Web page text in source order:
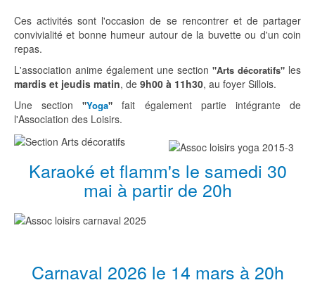
Ces activités sont l'occasion de se rencontrer et de partager
convivialité et bonne humeur autour de la buvette ou d'un coin
repas.
L'association anime également une section "Arts décoratifs" les
mardis et jeudis matin, de 9h00 à 11h30, au foyer Sillois.
Une section"Yoga" fait également partie intégrante de
l'Association des Loisirs.
Karaoké et flamm's le samedi 30
mai à partir de 20h
Carnaval 2026 le 14 mars à 20h